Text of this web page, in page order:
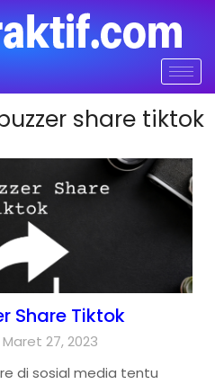
share tiktok
Share Tiktok
27, 2023
di sosial media tentu